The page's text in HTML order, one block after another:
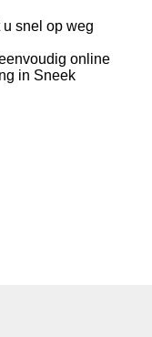
snel op weg
online
in Sneek